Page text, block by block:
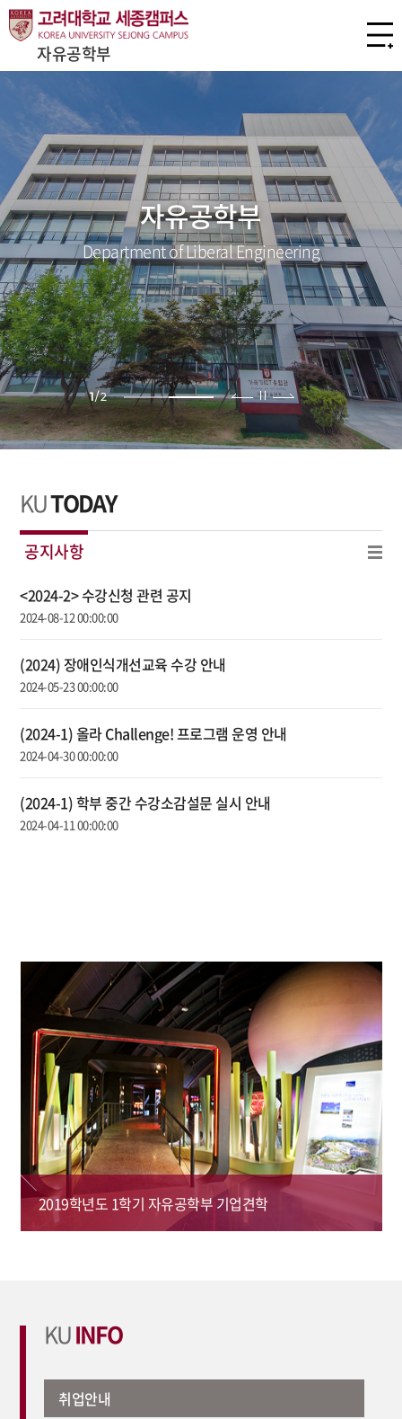
자유공학부
2/2
자유공학부
Department of Liberal Engineering
KUTODAY
공지사항
<2024-2> 수강신청 관련 공지
2024-08-12 00:00:00
(2024) 장애인식개선교육 수강 안내
2024-05-23 00:00:00
(2024-1) 올라 Challenge! 프로그램 운영 안내
2024-04-30 00:00:00
(2024-1) 학부 중간 수강소감설문 실시 안내
2024-04-11 00:00:00
2019학년도 1학기 자유공학부 기업견학
KUINFO
취업안내